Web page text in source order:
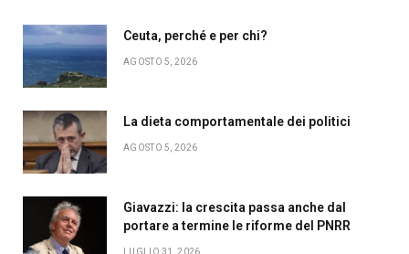
Ceuta, perché e per chi?
AGOSTO 5, 2026
La dieta comportamentale dei politici
AGOSTO 5, 2026
Giavazzi: la crescita passa anche dal
portare a termine le riforme del PNRR
LUGLIO 31, 2026